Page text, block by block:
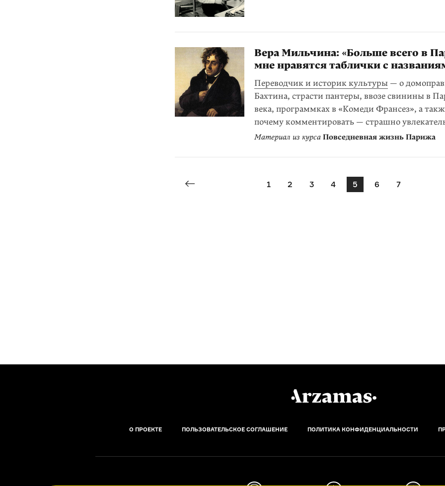
Вера Мильчина: «Больше всего в
мне нравятся таблички с
Переводчик и историк культуры — о
Бахтина, страсти пантеры, ввозе свинины в
века, программках в «Комеди Франсез», а
почему комментировать — страшно
Материал из курса Повседневная жизнь Парижа
1 2 3 4 5 6 7
О ПРОЕКТЕ ПОЛЬЗОВАТЕЛЬСКОЕ СОГЛАШЕНИЕ ПОЛИТИКА КОНФИДЕНЦИАЛЬНОСТИ